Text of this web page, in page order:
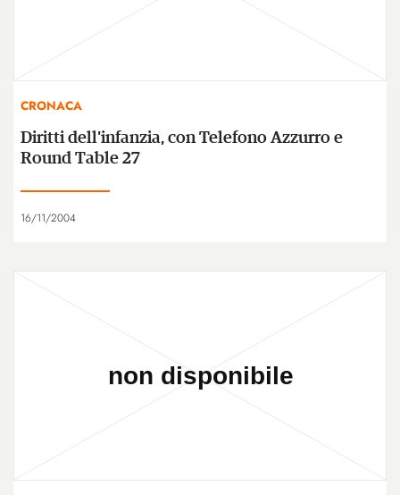
CRONACA
Diritti dell'infanzia, con Telefono Azzurro e
Round Table 27
16/11/2004